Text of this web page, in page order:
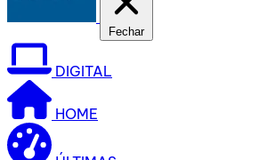
Fechar
DIGITAL
HOME